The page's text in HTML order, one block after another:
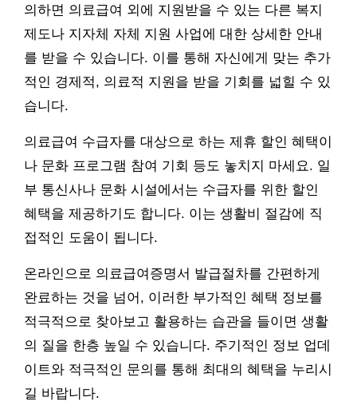
의하면 의료급여 외에 지원받을 수 있는 다른 복지
제도나 지자체 자체 지원 사업에 대한 상세한 안내
를 받을 수 있습니다. 이를 통해 자신에게 맞는 추가
적인 경제적, 의료적 지원을 받을 기회를 넓힐 수 있
습니다.
의료급여 수급자를 대상으로 하는 제휴 할인 혜택이
나 문화 프로그램 참여 기회 등도 놓치지 마세요. 일
부 통신사나 문화 시설에서는 수급자를 위한 할인
혜택을 제공하기도 합니다. 이는 생활비 절감에 직
접적인 도움이 됩니다.
온라인으로 의료급여증명서 발급절차를 간편하게
완료하는 것을 넘어, 이러한 부가적인 혜택 정보를
적극적으로 찾아보고 활용하는 습관을 들이면 생활
의 질을 한층 높일 수 있습니다. 주기적인 정보 업데
이트와 적극적인 문의를 통해 최대의 혜택을 누리시
길 바랍니다.